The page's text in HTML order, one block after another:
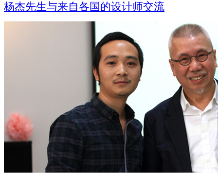
杨杰先生与来自各国的设计师交流